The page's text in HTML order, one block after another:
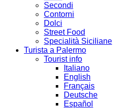
Secondi
Contorni
Dolci
Street Food
Specialità Siciliane
Turista a Palermo
Tourist info
Italiano
English
Français
Deutsche
Español